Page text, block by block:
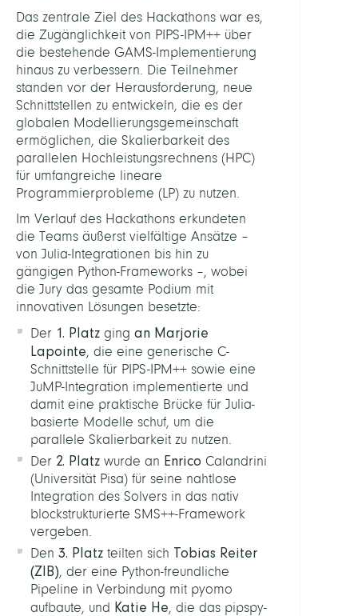
Das zentrale Ziel des Hackathons war es,
die Zugänglichkeit von PIPS-IPM++ über
die bestehende GAMS-Implementierung
hinaus zu verbessern. Die Teilnehmer
standen vor der Herausforderung, neue
Schnittstellen zu entwickeln, die es der
globalen Modellierungsgemeinschaft
ermöglichen, die Skalierbarkeit des
parallelen Hochleistungsrechnens (HPC)
für umfangreiche lineare
Programmierprobleme (LP) zu nutzen.
Im Verlauf des Hackathons erkundeten
die Teams äußerst vielfältige Ansätze –
von Julia-Integrationen bis hin zu
gängigen Python-Frameworks –, wobei
die Jury das gesamte Podium mit
innovativen Lösungen besetzte:
Der 1. Platz ging an Marjorie
Lapointe, die eine generische C-
Schnittstelle für PIPS-IPM++ sowie eine
JuMP-Integration implementierte und
damit eine praktische Brücke für Julia-
basierte Modelle schuf, um die
parallele Skalierbarkeit zu nutzen.
Der 2. Platz wurde an Enrico Calandrini
(Universität Pisa) für seine nahtlose
Integration des Solvers in das nativ
blockstrukturierte SMS++-Framework
vergeben.
Den 3. Platz teilten sich Tobias Reiter
(ZIB), der eine Python-freundliche
Pipeline in Verbindung mit pyomo
aufbaute, und Katie He, die das pipspy-